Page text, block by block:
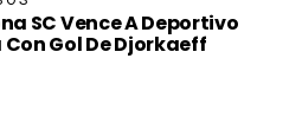
SC Vence A Deportivo
Gol De Djorkaeff